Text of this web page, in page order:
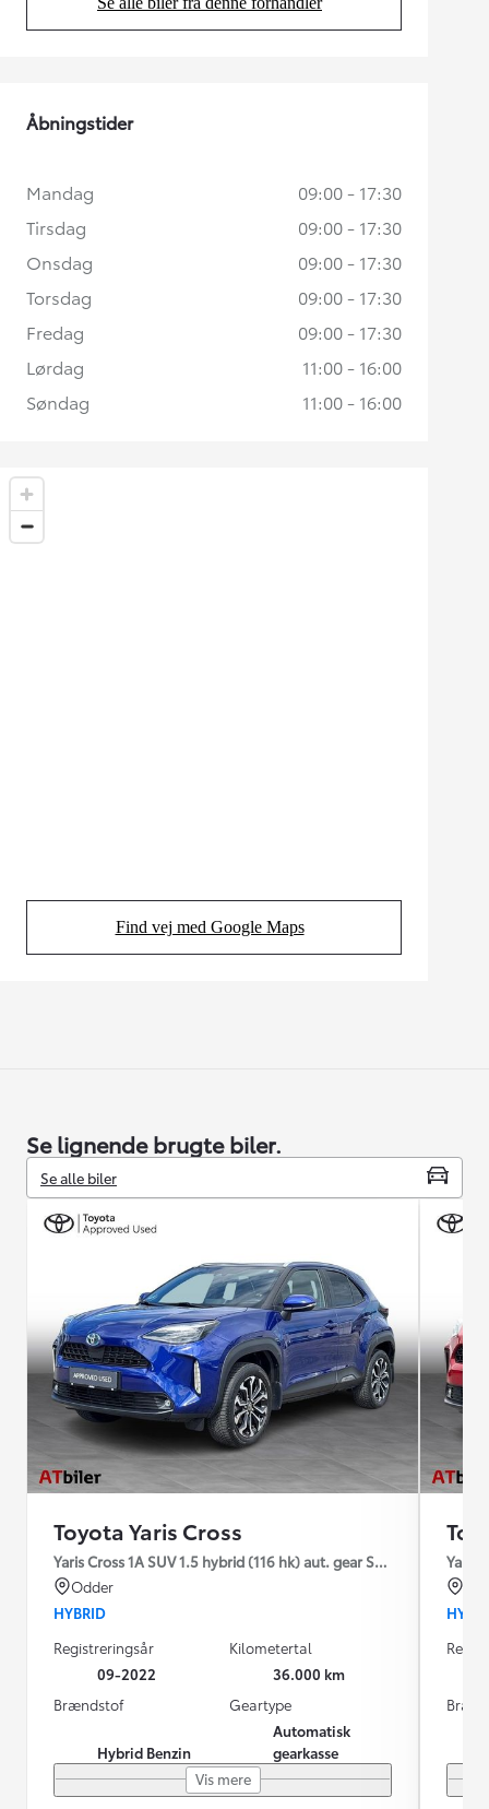
(Opens in new tab)
Find vej med Google Maps
(Opens in new tab)
Åbningstider
Mandag
09:00 - 17:30
Tirsdag
09:00 - 17:30
Onsdag
09:00 - 17:30
Torsdag
09:00 - 17:30
Fredag
09:00 - 17:30
Lørdag
11:00 - 16:00
Søndag
11:00 - 16:00
Se lignende brugte biler.
Se alle biler
Toyota Yaris Cross
Yaris Cross 1A SUV 1.5 hybrid (116 hk) aut. gear Style
Odder
HYBRID
Registreringsår
09-2022
Kilometertal
36.000 km
Brændstof
Hybrid Benzin
Geartype
Automatisk
gearkasse
Vis mere
Yaris